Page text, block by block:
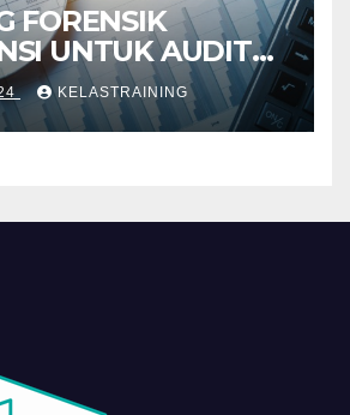
FORENSIK
UNTUK AUDIT
KELASTRAINING